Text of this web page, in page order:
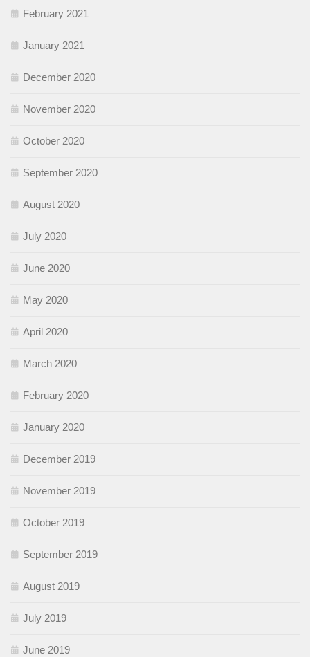
February 2021
January 2021
December 2020
November 2020
October 2020
September 2020
August 2020
July 2020
June 2020
May 2020
April 2020
March 2020
February 2020
January 2020
December 2019
November 2019
October 2019
September 2019
August 2019
July 2019
June 2019